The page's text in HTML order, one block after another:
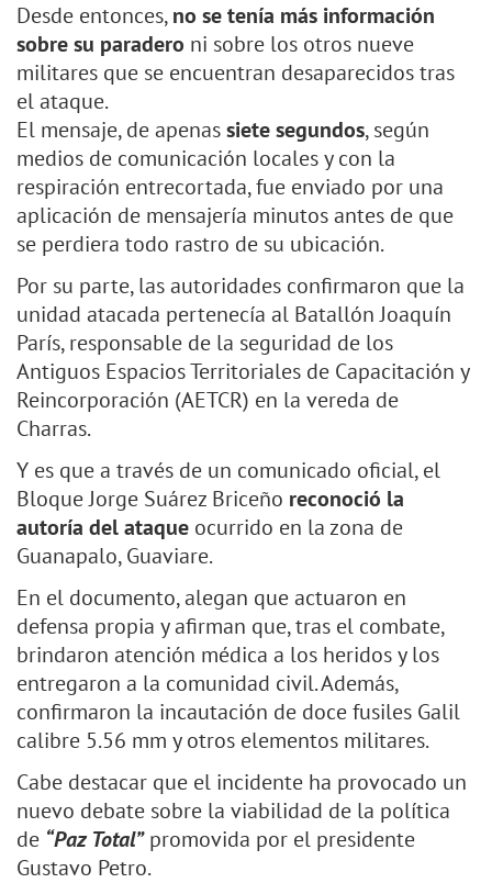
Desde entonces,no se tenía más información
sobre su paradero ni sobre los otros nueve
militares que se encuentran desaparecidos tras
el ataque.
El mensaje, de apenassiete segundos, según
medios de comunicación locales y con la
respiración entrecortada, fue enviado por una
aplicación de mensajería minutos antes de que
se perdiera todo rastro de su ubicación.
Por su parte, las autoridades confirmaron que la
unidad atacada pertenecía al Batallón Joaquín
París, responsable de la seguridad de los
Antiguos Espacios Territoriales de Capacitación y
Reincorporación (AETCR) en la vereda de
Charras.
Y es que a través de un comunicado oficial, el
Bloque Jorge Suárez Briceño reconoció la
autoría del ataque ocurrido en la zona de
Guanapalo, Guaviare.
En el documento, alegan que actuaron en
defensa propia y afirman que, tras el combate,
brindaron atención médica a los heridos y los
entregaron a la comunidad civil. Además,
confirmaron la incautación de doce fusiles Galil
calibre 5.56 mm y otros elementos militares.
Cabe destacar que el incidente ha provocado un
nuevo debate sobre la viabilidad de la política
de “Paz Total”promovida por el presidente
Gustavo Petro.